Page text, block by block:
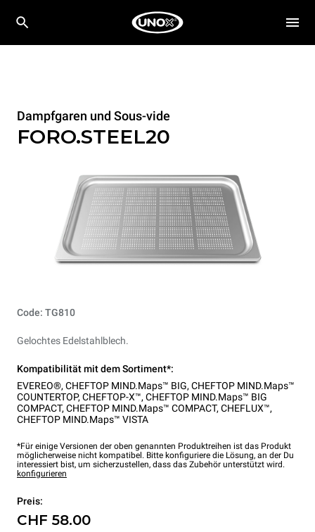
Dampfgaren und Sous-vide
FORO.STEEL20
Code: TG810
Gelochtes Edelstahlblech.
Kompatibilität mit dem Sortiment*:
EVEREO®, CHEFTOP MIND.Maps™ BIG, CHEFTOP MIND.Maps™
COUNTERTOP, CHEFTOP-X™, CHEFTOP MIND.Maps™ BIG
COMPACT, CHEFTOP MIND.Maps™ COMPACT, CHEFLUX™,
CHEFTOP MIND.Maps™ VISTA
*Für einige Versionen der oben genannten Produktreihen ist das Produkt
möglicherweise nicht kompatibel. Bitte konfiguriere die Lösung, an der Du
interessiert bist, um sicherzustellen, dass das Zubehör unterstützt wird.
konfigurieren
Preis:
CHF 58.00